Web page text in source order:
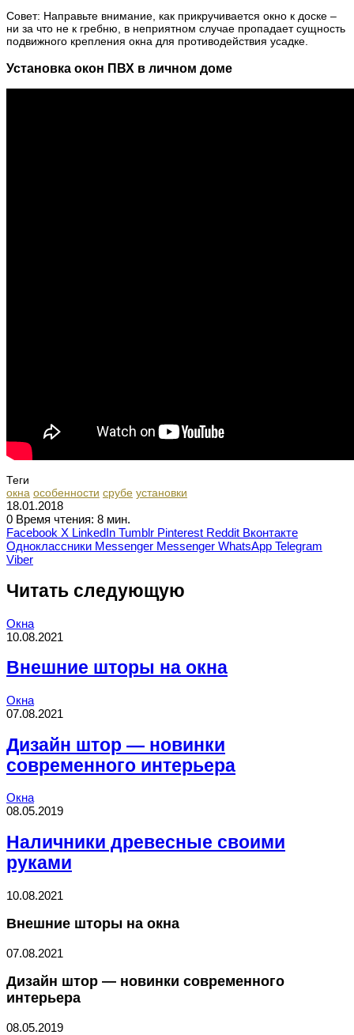
Совет: Направьте внимание, как прикручивается окно к доске –
ни за что не к гребню, в неприятном случае пропадает сущность
подвижного крепления окна для противодействия усадке.
Установка окон ПВХ в личном доме
Теги
окна особенности срубе установки
18.01.2018
0 Время чтения: 8 мин.
Facebook X LinkedIn Tumblr Pinterest Reddit Вконтакте
Одноклассники Messenger Messenger WhatsApp Telegram
Viber
Читать следующую
Окна
10.08.2021
Внешние шторы на окна
Окна
07.08.2021
Дизайн штор — новинки
современного интерьера
Окна
08.05.2019
Наличники древесные своими
руками
10.08.2021
Внешние шторы на окна
07.08.2021
Дизайн штор — новинки современного
интерьера
08.05.2019